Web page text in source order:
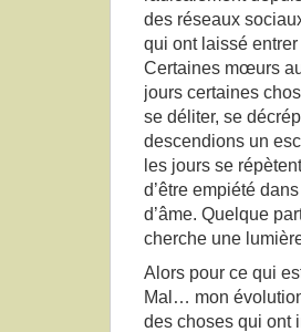
des réseaux
qui ont laissé
Certaines mœurs
jours certaines
se déliter, se
descendions un
les jours se
d’être empiété
d’âme. Quelque
cherche une
Alors pour ce qui
Mal… mon
des choses qui ont